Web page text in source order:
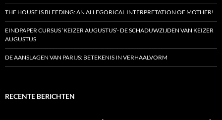
THE HOUSE IS BLEEDING: AN ALLEGORICAL INTERPRETATION OF MOTHER!
EINDPAPER CURSUS ‘KEIZER AUGUSTUS’- DE SCHADUWZIJDEN VAN KEIZER
AUGUSTUS
DE AANSLAGEN VAN PARIJS: BETEKENIS IN VERHAALVORM
RECENTE BERICHTEN